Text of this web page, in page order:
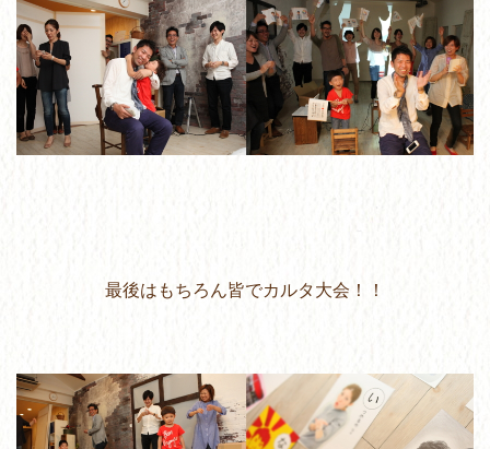
最後はもちろん皆でカルタ大会！！